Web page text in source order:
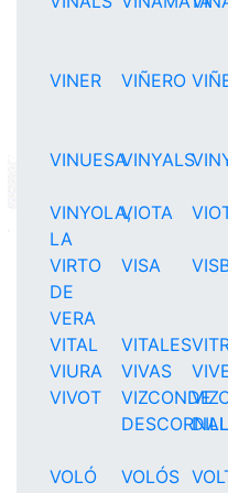
VINER VIÑERO
VINUESAVINYALS
VINYOLA,
LA
VIOTA
VIRTO
DE
VERA
VISA
VITAL
VITALES
VIURA
VIVAS
VIVOT
VIZCONDE
VOLÓ VOLÓS